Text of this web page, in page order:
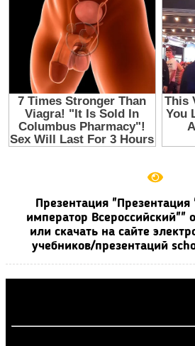
Презентация
император Всероссийский""
или скачать на сайте
учебников/презентаций